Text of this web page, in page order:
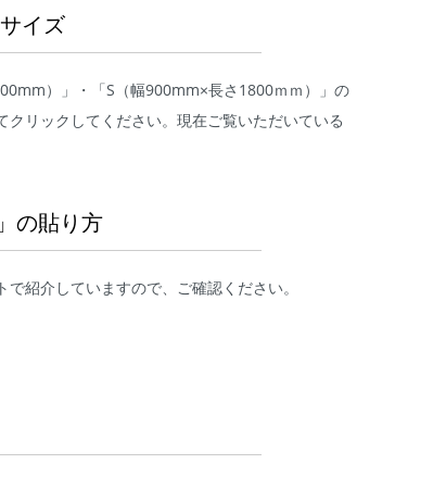
イズ
）」・「S（幅900mm×長さ1800ｍｍ）」の
リックしてください。現在ご覧いただいている
の貼り方
紹介していますので、ご確認ください。